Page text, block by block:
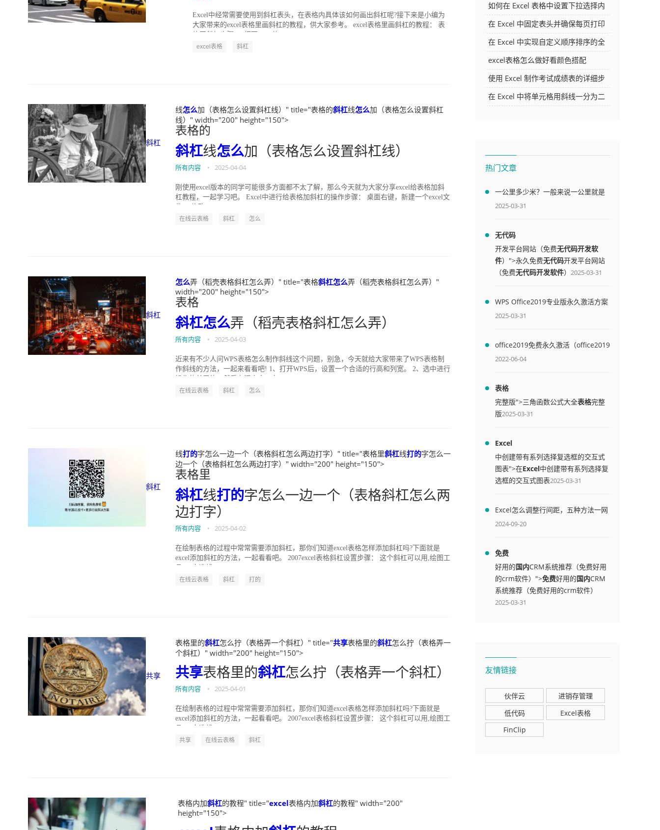
Excel中经常需要使用到斜杠表头，在表格内具体该如何画出斜杠呢?接下来是小编为
大家带来的excel表格里画斜杠的教程，供大家参考。 excel表格里画斜杠的教程： 表
excel表格 斜杠
斜杠
线怎么加（表格怎么设置斜杠线）" title="表格的斜杠线怎么加（表格怎么设置斜杠
线）" width="200" height="150">
表格的
斜杠线怎么加（表格怎么设置斜杠线）
所有内容 • 2025-04-04
刚使用excel版本的同学可能很多方面都不太了解，那么今天就为大家分享excel给表格加斜
杠教程，一起学习吧。 Excel中进行给表格加斜杠的操作步骤： 桌面右键，新建一个excel文
在线云表格 斜杠 怎么
斜杠
怎么弄（稻壳表格斜杠怎么弄）" title="表格斜杠怎么弄（稻壳表格斜杠怎么弄）"
width="200" height="150">
表格
斜杠怎么弄（稻壳表格斜杠怎么弄）
所有内容 • 2025-04-03
近来有不少人问WPS表格怎么制作斜线这个问题，别急，今天就给大家带来了WPS表格制
作斜线的方法，一起来看看吧! 1、打开WPS后，设置一个合适的行高和列宽。 2、选中进行
在线云表格 斜杠 怎么
斜杠
线打的字怎么一边一个（表格斜杠怎么两边打字）" title="表格里斜杠线打的字怎么一
边一个（表格斜杠怎么两边打字）" width="200" height="150">
表格里
斜杠线打的字怎么一边一个（表格斜杠怎么两
边打字）
所有内容 • 2025-04-02
在绘制表格的过程中常常需要添加斜杠，那你们知道excel表格怎样添加斜杠吗?下面就是
excel添加斜杠的方法，一起看看吧。 2007excel表格斜杠设置步骤： 这个斜杠可以用,绘图工
在线云表格 斜杠 打的
共享
表格里的斜杠怎么拧（表格弄一个斜杠）" title="共享表格里的斜杠怎么拧（表格弄一
个斜杠）" width="200" height="150">
共享表格里的斜杠怎么拧（表格弄一个斜杠）
所有内容 • 2025-04-01
在绘制表格的过程中常常需要添加斜杠，那你们知道excel表格怎样添加斜杠吗?下面就是
excel添加斜杠的方法，一起看看吧。 2007excel表格斜杠设置步骤： 这个斜杠可以用,绘图工
共享 在线云表格 斜杠
表格内加斜杠的教程" title="excel表格内加斜杠的教程" width="200"
height="150">
如何在 Excel 表格中设置下拉选择内
容
在 Excel 中固定表头并确保每页打印
时都显示表头的方法详解
在 Excel 中实现自定义顺序排序的全
面指南
excel表格怎么做好看颜色搭配
使用 Excel 制作考试成绩表的详细步
骤及技巧
在 Excel 中将单元格用斜线一分为二
热门文章
一公里多少米？一般来说一公里就是
1000米
2025-03-31
无代码
开发平台网站（免费无代码开发软
件）">永久免费无代码开发平台网站
（免费无代码开发软件） 2025-03-31
WPS Office2019专业版永久激活方案
(附终身授权序列号)
2025-03-31
office2019免费永久激活（office2019
免费永久激活码）
2022-06-04
表格
完整版">三角函数公式大全表格完整
版2025-03-31
Excel
中创建带有系列选择复选框的交互式
图表">在Excel中创建带有系列选择复
选框的交互式图表2025-03-31
Excel怎么调整行间距，五种方法一网
打尽
2024-09-20
免费
好用的国内CRM系统推荐（免费好用
的crm软件）">免费好用的国内CRM
系统推荐（免费好用的crm软件）
2025-03-31
友情链接
伙伴云
进销存管理
低代码
Excel表格
FinClip